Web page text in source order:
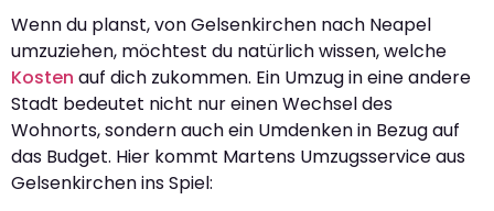
Wenn du planst, von Gelsenkirchen nach Neapel
umzuziehen, möchtest du natürlich wissen, welche
Kosten auf dich zukommen. Ein Umzug in eine andere
Stadt bedeutet nicht nur einen Wechsel des
Wohnorts, sondern auch ein Umdenken in Bezug auf
das Budget. Hier kommt Martens Umzugsservice aus
Gelsenkirchen ins Spiel: